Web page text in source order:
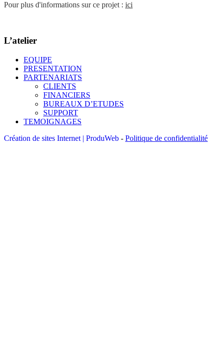
Pour plus d'informations sur ce projet : ici
L’atelier
EQUIPE
PRESENTATION
PARTENARIATS
CLIENTS
FINANCIERS
BUREAUX D’ETUDES
SUPPORT
TEMOIGNAGES
Création de sites Internet | ProduWeb - Politique de confidentialité